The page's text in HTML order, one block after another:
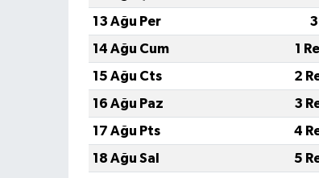
13 Ağu Per
14 Ağu Cum
1
15 Ağu Cts
2
16 Ağu Paz
3
17 Ağu Pts
4
18 Ağu Sal
5